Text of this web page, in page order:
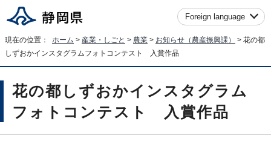
Foreign language
現在の位置： ホーム > 産業・しごと > 農業 > お知らせ（農産振興課）
> 花の都
しずおかインスタグラムフォトコンテスト 入賞作品
花の都しずおかインスタグラム
フォトコンテスト 入賞作品